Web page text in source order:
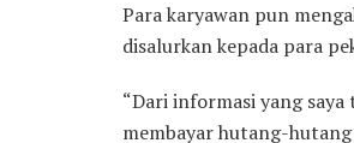
Para karyawan pun
disalurkan kepada para
“Dari informasi yang
membayar hutang-hutang